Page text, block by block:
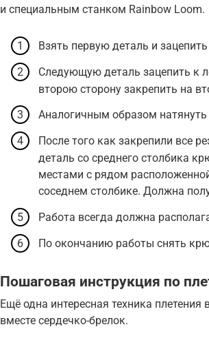
и специальным станком Rainbow Loom.
Взять первую деталь и
Следующую деталь зацепить к
второю сторону закрепить на
Аналогичным образом натянуть
После того как закрепили все
деталь со среднего столбика
местами с рядом
соседнем столбике. Должна
Работа всегда должна
По окончанию работы снять
Пошаговая инструкция по
Ещё одна интересная техника
вместе сердечко-брелок.